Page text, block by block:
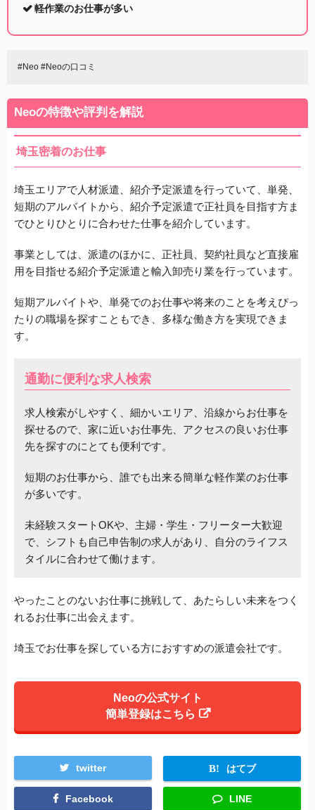
軽作業のお仕事が多い
#Neo #Neoの口コミ
Neoの特徴や評判を解説
埼玉密着のお仕事
埼玉エリアで人材派遣、紹介予定派遣を行っていて、単発、
短期のアルバイトから、紹介予定派遣で正社員を目指す方ま
でひとりひとりに合わせた仕事を紹介しています。
事業としては、派遣のほかに、正社員、契約社員など直接雇
用を目指せる紹介予定派遣と輸入卸売り業を行っています。
短期アルバイトや、単発でのお仕事や将来のことを考えぴっ
たりの職場を探すこともでき、多様な働き方を実現できま
す。
通勤に便利な求人検索
求人検索がしやすく、細かいエリア、沿線からお仕事を
探せるので、家に近いお仕事先、アクセスの良いお仕事
先を探すのにとても便利です。
短期のお仕事から、誰でも出来る簡単な軽作業のお仕事
が多いです。
未経験スタートOKや、主婦・学生・フリーター大歓迎
で、シフトも自己申告制の求人があり、自分のライフス
タイルに合わせて働けます。
やったことのないお仕事に挑戦して、あたらしい未来をつく
れるお仕事に出会えます。
埼玉でお仕事を探している方におすすめの派遣会社です。
Neoの公式サイト
簡単登録はこちら
twitter はてブ
Facebook LINE